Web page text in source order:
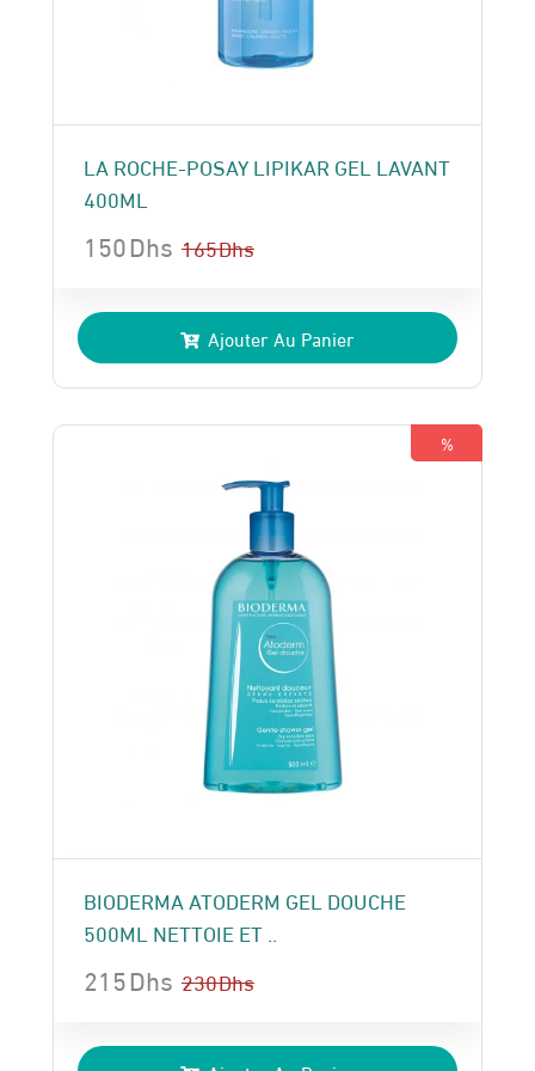
LA ROCHE-POSAY LIPIKAR GEL LAVANT
400ML
165Dhs
prix
initial
était :
165 Dhs.
150Dhs
prix
actuel
est :
150 Dhs.
Ajouter Au Panier
%
BIODERMA ATODERM GEL DOUCHE
500ML NETTOIE ET ..
230Dhs
prix
215Dhs
prix